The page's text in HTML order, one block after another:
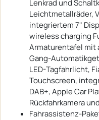
Lenkrad und
Leichtmetallräder,
integriertem 7"
wireless charging
Armaturentafel mit
Gang-
LED-Tagfahrlicht,
Touchscreen,
DAB+, Apple Car
Rückfahrkamera
Fahrassistenz-